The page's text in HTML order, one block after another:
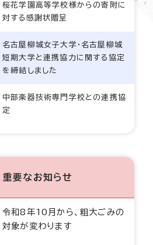
桜花学園高等学校様からの寄附に
対する感謝状贈呈
名古屋柳城女子大学・名古屋柳城
短期大学と連携協力に関する協定
を締結しました
中部楽器技術専門学校との連携協
定
重要なお知らせ
令和8年10月から、粗大ごみの
対象が変わります